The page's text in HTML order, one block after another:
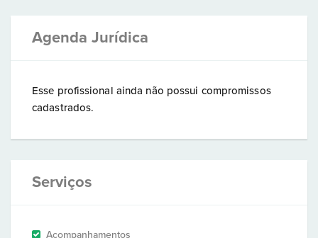
Agenda Jurídica
Esse profissional ainda não possui compromissos
cadastrados.
Serviços
Acompanhamentos